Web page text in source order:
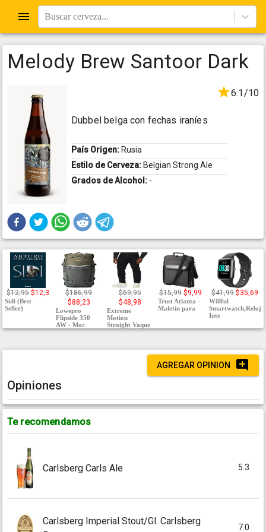
Buscar cerveza...
Melody Brew Santoor Dark
6.1/10
Dubbel belga con fechas iraníes
País Origen: Rusia
Estilo de Cerveza: Belgian Strong Ale
Grados de Alcohol: -
$12,95 $12,3
Sidi (Best
Seller)
$186,99
$88,23
Lowepro
Flipside 350
AW - Moc
$69,95
$48,98
Extreme
Motion
Straight Vaque
$15,99 $9,99
Trust Atlanta -
Maletín para
$41,99 $35,69
Willful
Smartwatch,Reloj
Inte
AGREGAR OPINION
Opiniones
Te recomendamos
Carlsberg Carls Ale 5.3
Carlsberg Imperial Stout/Gl. Carlsberg
7.0